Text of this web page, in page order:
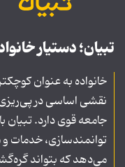
تبیان؛ دستیار
خانواده به عنوان
نقشی اساسی در
جامعه قوی دارد.
توانمندسازی، خدمات و
می‌دهد که بتواند